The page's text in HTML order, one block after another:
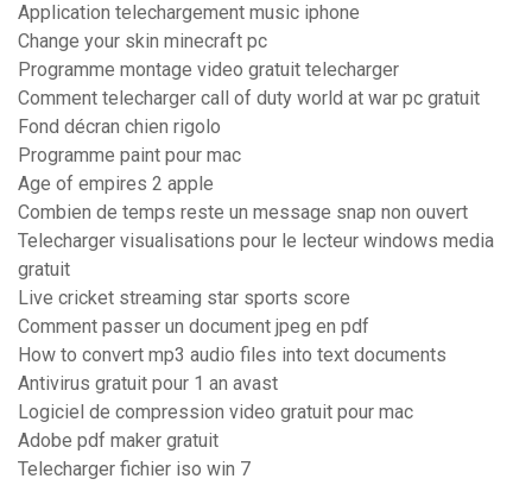
Application telechargement music iphone
Change your skin minecraft pc
Programme montage video gratuit telecharger
Comment telecharger call of duty world at war pc gratuit
Fond décran chien rigolo
Programme paint pour mac
Age of empires 2 apple
Combien de temps reste un message snap non ouvert
Telecharger visualisations pour le lecteur windows media
gratuit
Live cricket streaming star sports score
Comment passer un document jpeg en pdf
How to convert mp3 audio files into text documents
Antivirus gratuit pour 1 an avast
Logiciel de compression video gratuit pour mac
Adobe pdf maker gratuit
Telecharger fichier iso win 7